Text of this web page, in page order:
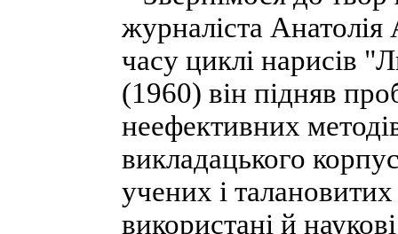
журналіста
часу циклі нарисів
(1960) він підняв
неефективних
викладацького
учених і
використані й